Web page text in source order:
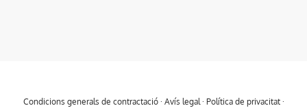
Condicions generals de contractació· Avís legal · Política de privacitat·